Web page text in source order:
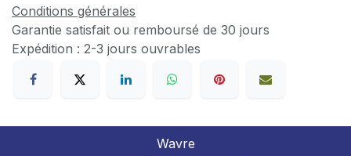
Conditions générales
Garantie satisfait ou remboursé de 30 jours
Expédition : 2-3 jours ouvrables
Wavre